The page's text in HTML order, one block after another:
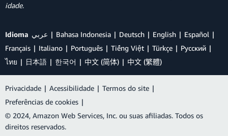
idade.
Idioma عربي Bahasa Indonesia Deutsch English
Español
Français
Italiano Português Tiếng Việt Türkçe
Ρусский
ไทย
日本語 한국어 中文 (简体) 中文 (繁體)
Privacidade | Acessibilidade | Termos do site |
Preferências de cookies |
© 2024, Amazon Web Services, Inc. ou suas afiliadas. Todos os
direitos reservados.